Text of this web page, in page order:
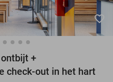
favorite_border
+
check-out in het hart